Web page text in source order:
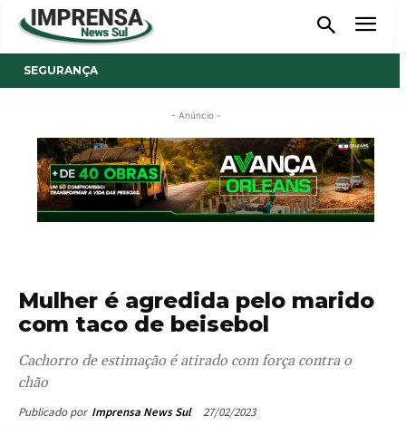
SEGURANÇA
- Anúncio -
Mulher é agredida pelo marido
com taco de beisebol
Cachorro de estimação é atirado com força contra o
chão
Publicado por Imprensa News Sul 27/02/2023